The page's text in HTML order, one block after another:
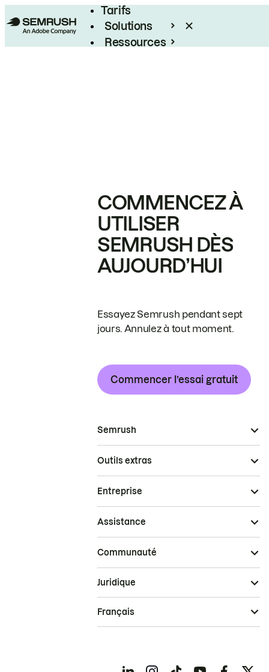
Tarifs
Solutions
Ressources
COMMENCEZ À
UTILISER
SEMRUSH DÈS
AUJOURD’HUI
Essayez Semrush pendant sept
jours. Annulez à tout moment.
Commencer l’essai gratuit
Semrush
Outils extras
Entreprise
Assistance
Communauté
Juridique
Français